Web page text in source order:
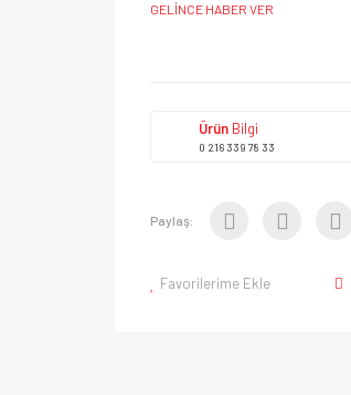
GELİNCE HABER VER
Ürün Bilgi
0 216 339 78 33
Paylaş:
Favorilerime Ekle